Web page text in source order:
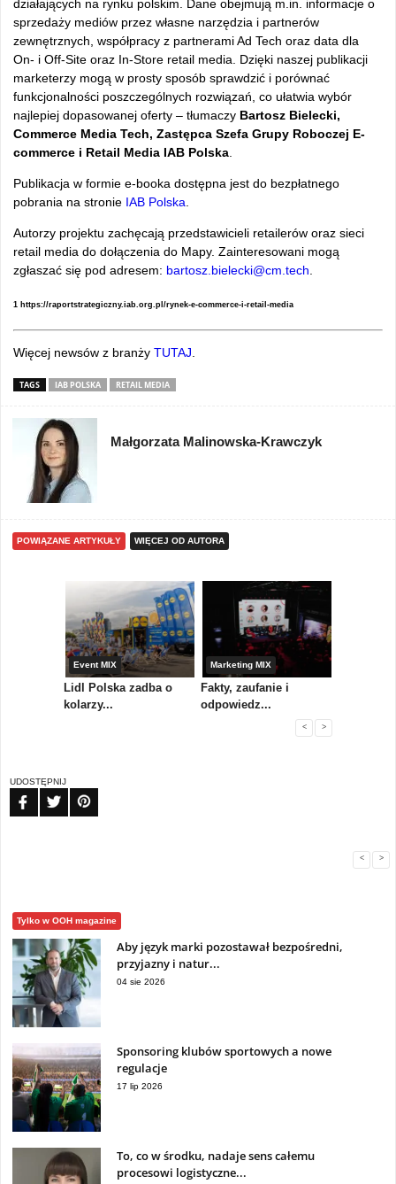
działających na rynku polskim. Dane obejmują m.in. informacje o
sprzedaży mediów przez własne narzędzia i partnerów
zewnętrznych, współpracy z partnerami Ad Tech oraz data dla
On- i Off-Site oraz In-Store retail media. Dzięki naszej publikacji
marketerzy mogą w prosty sposób sprawdzić i porównać
funkcjonalności poszczególnych rozwiązań, co ułatwia wybór
najlepiej dopasowanej oferty – tłumaczy Bartosz Bielecki,
Commerce Media Tech, Zastępca Szefa Grupy Roboczej E-
commerce i Retail Media IAB Polska
Publikacja w formie e-booka dostępna jest do bezpłatnego
pobrania na stronie IAB Polska
Autorzy projektu zachęcają przedstawicieli retailerów oraz sieci
retail media do dołączenia do Mapy. Zainteresowani mogą
zgłaszać się pod adresem: bartosz.bielecki@cm.tech
1 https://raportstrategiczny.iab.org.pl/rynek-e-commerce-i-retail-media
Więcej newsów z branży TUTAJ
TAGS IAB POLSKA RETAIL MEDIA
Małgorzata Malinowska-Krawczyk
POWIĄZANE ARTYKUŁY WIĘCEJ OD AUTORA
Event MIX
Lidl Polska zadba o
kolarzy...
Marketing MIX
Fakty, zaufanie i
odpowiedz...
< >
UDOSTĘPNIJ
< >
Tylko w OOH magazine
Aby język marki pozostawał bezpośredni,
przyjazny i natur...
04 sie 2026
Sponsoring klubów sportowych a nowe
regulacje
17 lip 2026
To, co w środku, nadaje sens całemu
procesowi logistyczne...